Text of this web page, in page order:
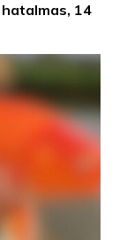
14